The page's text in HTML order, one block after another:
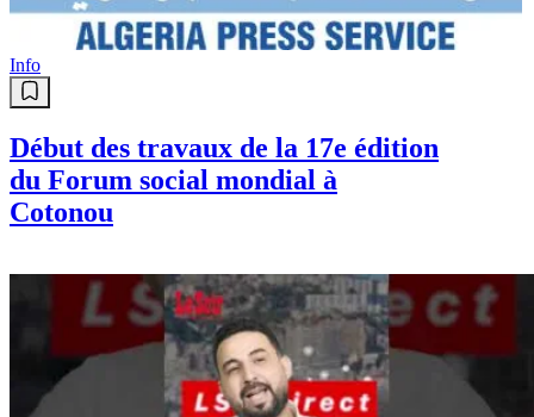
Info
Début des travaux de la 17e édition
du Forum social mondial à
Cotonou